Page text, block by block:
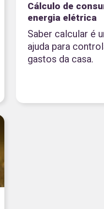
Cálculo de
energia elétrica
Saber calcular é
ajuda para
gastos da casa.